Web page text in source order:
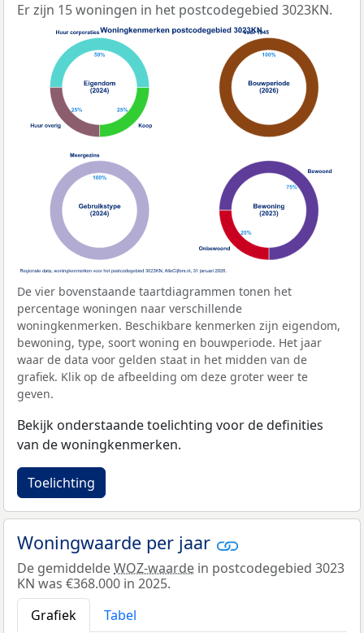
Er zijn 15 woningen in het postcodegebied 3023KN.
De vier bovenstaande taartdiagrammen tonen het
percentage woningen naar verschillende
woningkenmerken. Beschikbare kenmerken zijn eigendom,
bewoning, type, soort woning en bouwperiode. Het jaar
waar de data voor gelden staat in het midden van de
grafiek. Klik op de afbeelding om deze groter weer te
geven.
Bekijk onderstaande toelichting voor de definities
van de woningkenmerken.
Toelichting
Woningwaarde per jaar
De gemiddeldeWOZ-waarde in postcodegebied 3023
KN was €368.000 in 2025.
Grafiek
Tabel